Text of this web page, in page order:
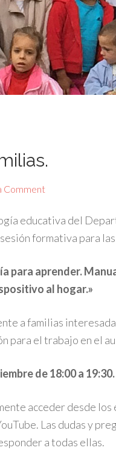
Comment
educativa del
formativa para
para aprender.
al hogar.»
a familias
para el trabajo en el
de 18:00 a 19:30.
acceder desde los
Las dudas y
a todas ellas.